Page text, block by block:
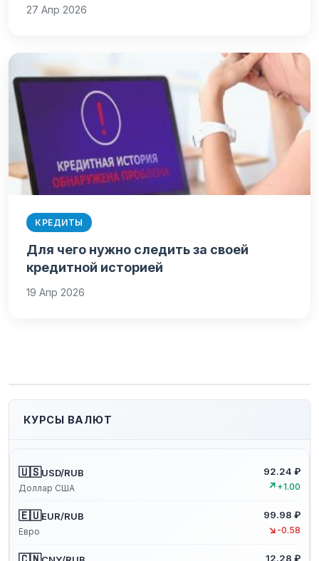
27 Апр 2026
КРЕДИТЫ
Для чего нужно следить за своей
кредитной историей
19 Апр 2026
КУРСЫ ВАЛЮТ
🇺🇸USD/RUB
Доллар США
92.24 ₽
↗ +1.00
🇪🇺EUR/RUB
Евро
99.98 ₽
↘ -0.58
12.28 ₽